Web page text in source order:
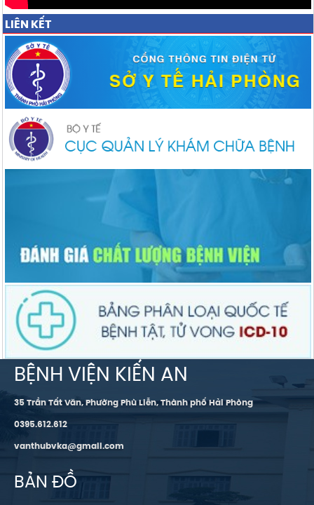
LIÊN KẾT
BỆNH VIỆN KIẾN AN
35 Trần Tất Văn, Phường Phù Liễn, Thành phố Hải Phòng
0395.612.612
vanthubvka@gmail.com
BẢN ĐỒ